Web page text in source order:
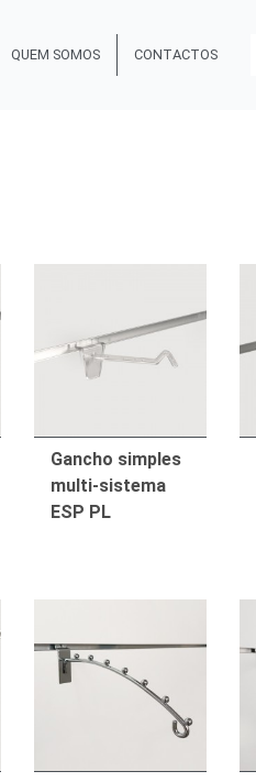
QUEM SOMOS CONTACTOS
Gancho simples
multi-sistema
ESP PL